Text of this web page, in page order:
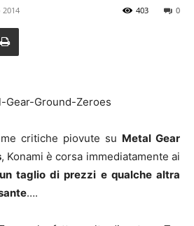
2014 0
403
critiche piovute su Metal Gear
, Konami è corsa immediatamente ai
taglio di prezzi e qualche altra
….